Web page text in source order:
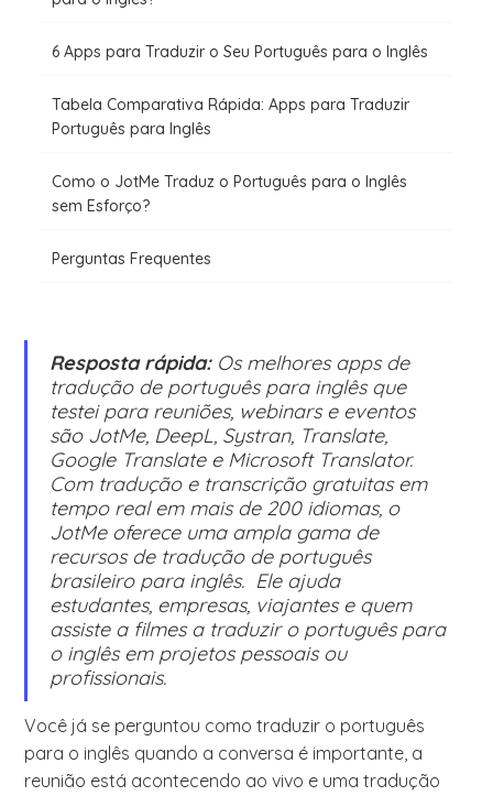
6 Apps para Traduzir o Seu Português para o Inglês
Tabela Comparativa Rápida: Apps para Traduzir
Português para Inglês
Como o JotMe Traduz o Português para o Inglês
sem Esforço?
Perguntas Frequentes
Resposta rápida:Os melhores apps de
tradução de português para inglês que
testei para reuniões, webinars e eventos
são JotMe, DeepL, Systran, Translate,
Google Translate e Microsoft Translator.
Com tradução e transcrição gratuitas em
tempo real em mais de 200 idiomas, o
JotMe oferece uma ampla gama de
recursos de tradução de português
brasileiro para inglês. Ele ajuda
estudantes, empresas, viajantes e quem
assiste a filmes a traduzir o português para
o inglês em projetos pessoais ou
profissionais.
Você já se perguntou como traduzir o português
para o inglês quando a conversa é importante, a
reunião está acontecendo ao vivo e uma tradução